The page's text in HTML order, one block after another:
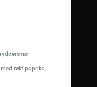
røkt paprika,